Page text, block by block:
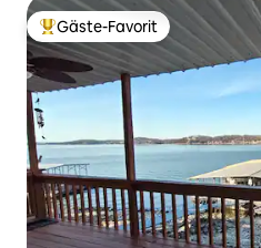
Beliebter Gäste-Favorit.
Gäste-Favorit